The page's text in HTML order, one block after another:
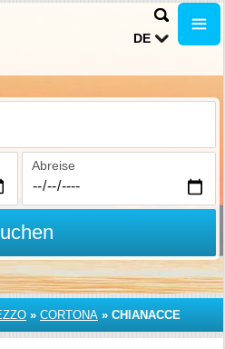
DE
Abreise
» CORTONA » CHIANACCE